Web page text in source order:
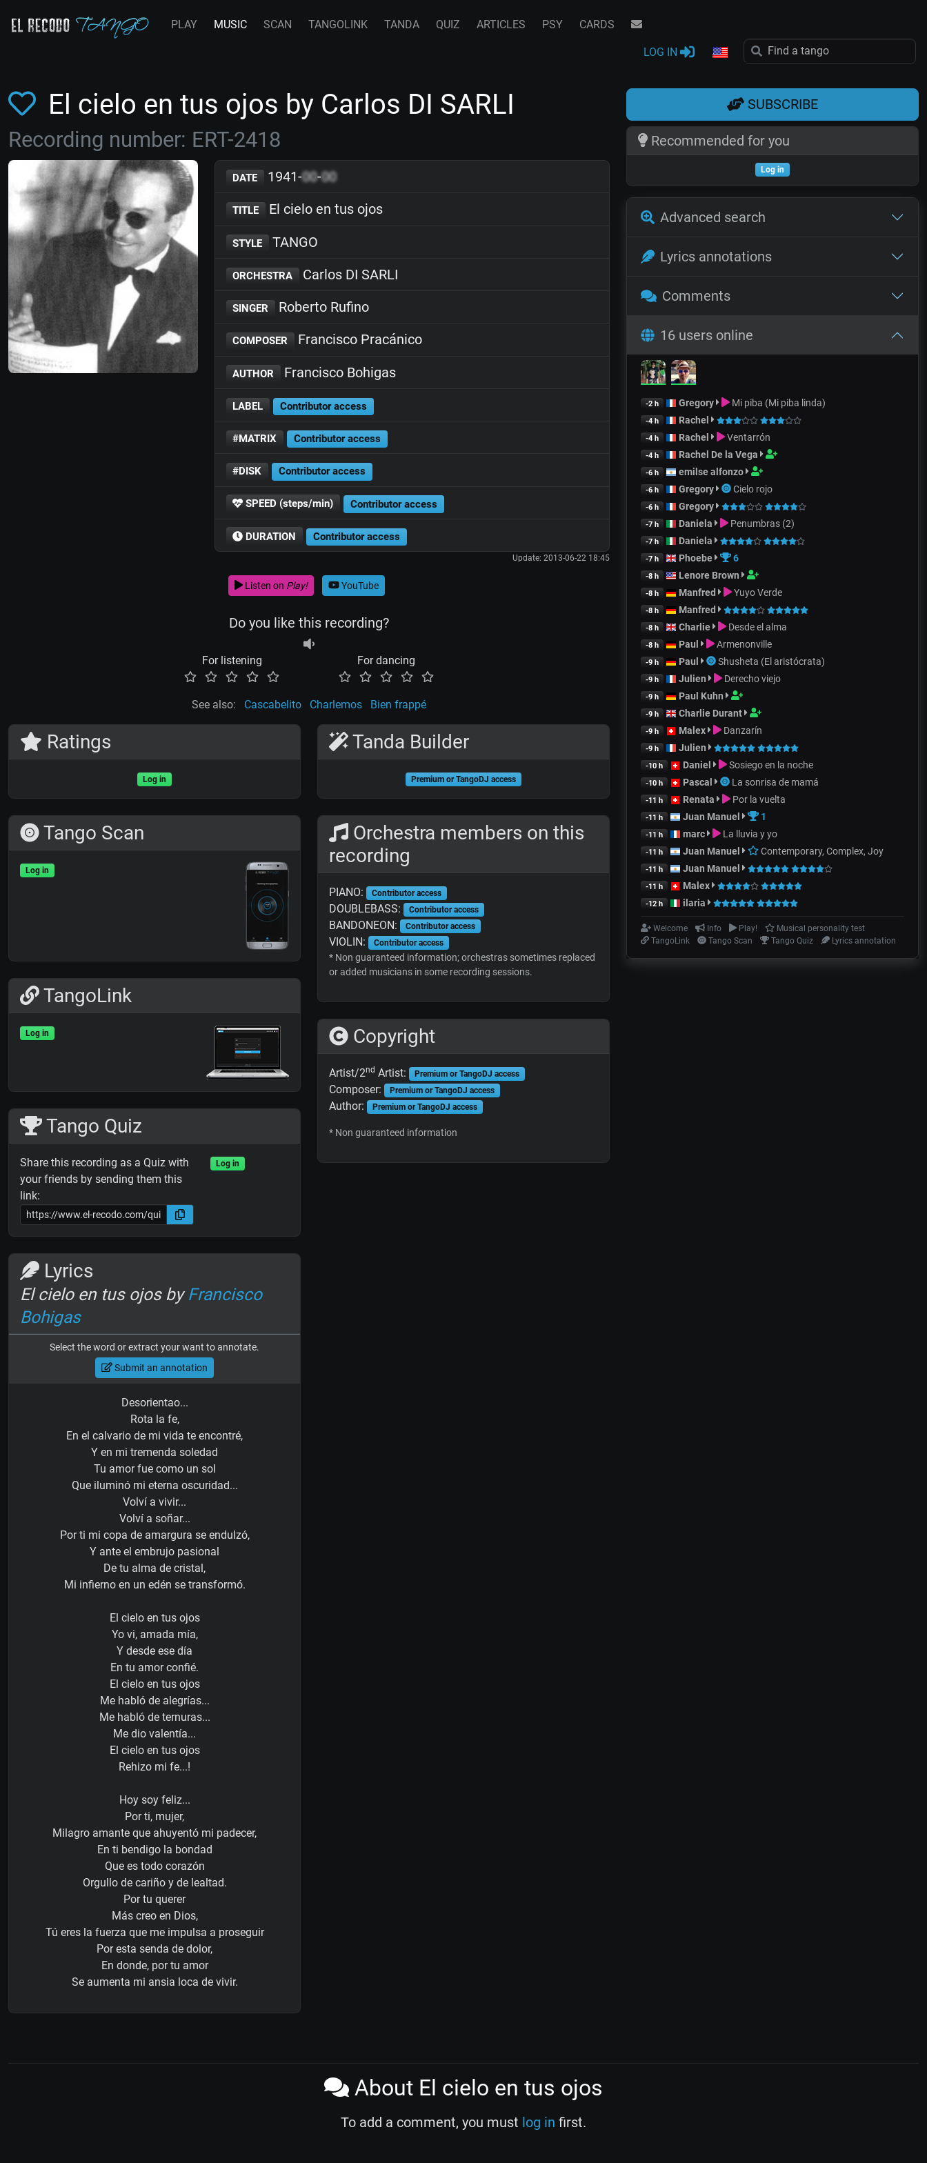
PLAY MUSIC SCAN TANGOLINK TANDA QUIZ ARTICLES PSY CARDS
LOG IN
El cielo en tus ojos by Carlos DI SARLI
Recording number: ERT-2418
DATE 1941-00-00
TITLE El cielo en tus ojos
STYLE TANGO
ORCHESTRA Carlos DI SARLI
SINGER Roberto Rufino
COMPOSER Francisco Pracánico
AUTHOR Francisco Bohigas
LABEL Contributor access
#MATRIX Contributor access
#DISK Contributor access
SPEED (steps/min) Contributor access
DURATION Contributor access
Update: 2013-06-22 18:45
Listen on Play! YouTube
Do you like this recording?
For listening For dancing
See also: Cascabelito Charlemos Bien frappé
Ratings
Log in
Tango Scan
Log in
TangoLink
Log in
Tango Quiz
Share this recording as a Quiz with
your friends by sending them this
link:
Log in
Lyrics
El cielo en tus ojos byFrancisco
Bohigas
Select the word or extract your want to annotate.
Submit an annotation
Desorientao...
Rota la fe,
En el calvario de mi vida te encontré,
Y en mi tremenda soledad
Tu amor fue como un sol
Que iluminó mi eterna oscuridad...
Volví a vivir...
Volví a soñar...
Por ti mi copa de amargura se endulzó,
Y ante el embrujo pasional
De tu alma de cristal,
Mi infierno en un edén se transformó.
El cielo en tus ojos
Yo vi, amada mía,
Y desde ese día
En tu amor confié.
El cielo en tus ojos
Me habló de alegrías...
Me habló de ternuras...
Me dio valentía...
El cielo en tus ojos
Rehizo mi fe...!
Hoy soy feliz...
Por ti, mujer,
Milagro amante que ahuyentó mi padecer,
En ti bendigo la bondad
Que es todo corazón
Orgullo de cariño y de lealtad.
Por tu querer
Más creo en Dios,
Tú eres la fuerza que me impulsa a proseguir
Por esta senda de dolor,
En donde, por tu amor
Se aumenta mi ansia loca de vivir.
Tanda Builder
Premium or TangoDJ access
Orchestra members on this
recording
PIANO: Contributor access
DOUBLEBASS: Contributor access
BANDONEON: Contributor access
VIOLIN: Contributor access
* Non guaranteed information; orchestras sometimes replaced
or added musicians in some recording sessions.
Copyright
Artist/2nd Artist: Premium or TangoDJ access
Composer: Premium or TangoDJ access
Author: Premium or TangoDJ access
* Non guaranteed information
SUBSCRIBE
Recommended for you
Log in
Advanced search
Lyrics annotations
Comments
16 users online
-2 h Gregory Mi piba (Mi piba linda)
-4 h Rachel
-4 h Rachel Ventarrón
-4 h Rachel De la Vega
-6 h emilse alfonzo
-6 h Gregory Cielo rojo
-6 h Gregory
-7 h Daniela Penumbras (2)
-7 h Daniela
-7 h Phoebe 6
-8 h Lenore Brown
-8 h Manfred Yuyo Verde
-8 h Manfred
-8 h Charlie Desde el alma
-8 h Paul Armenonville
-9 h Paul Shusheta (El aristócrata)
-9 h Julien Derecho viejo
-9 h Paul Kuhn
-9 h Charlie Durant
-9 h Malex Danzarín
-9 h Julien
-10 h Daniel Sosiego en la noche
-10 h Pascal La sonrisa de mamá
-11 h Renata Por la vuelta
-11 h Juan Manuel 1
-11 h marc La lluvia y yo
-11 h Juan Manuel Contemporary, Complex, Joy
-11 h Juan Manuel
-11 h Malex
-12 h ilaria
Welcome Info Play!
Musical personality test
TangoLink
Tango Scan Tango Quiz Lyrics annotation
About El cielo en tus ojos
To add a comment, you must log in first.